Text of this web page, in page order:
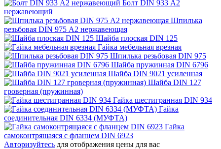
Болт DIN 933 A2
нержавеющий
Шпилька
резьбовая DIN 975 A2 нержавеющая
Шайба плоская DIN 125
Гайка мебельная врезная
Шпилька резьбовая DIN 975
Шайба пружинная DIN 6796
Шайба DIN 9021 усиленная
Шайба DIN 127
гроверная (пружинная)
Гайка шестигранная DIN 934
Гайка
соединительная DIN 6334 (МУФТА)
Гайка
самоконтрящаяся с фланцем DIN 6923
Авторизуйтесь для отображения цены для вас